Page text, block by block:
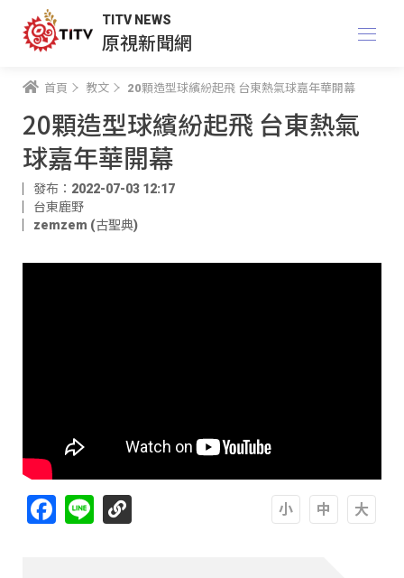
TITV NEWS
原視新聞網
首頁 教文 20顆造型球繽紛起飛 台東熱氣球嘉年華開幕
20顆造型球繽紛起飛 台東熱氣
球嘉年華開幕
發布：2022-07-03 12:17
台東鹿野
zemzem (古聖典)
Facebook
Line